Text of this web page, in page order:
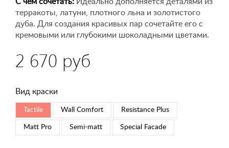
терракоты, латуни, плотного льна и золотистого
дуба. Для создания красивых пар сочетайте его с
кремовыми или глубокими шоколадными цветами.
2 670 руб
Вид краски
Tactile Wall Comfort Resistance Plus
Matt Pro Semi-matt Special Faсade